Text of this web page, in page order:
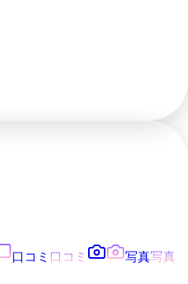
口コミ 口コミ 写真写真